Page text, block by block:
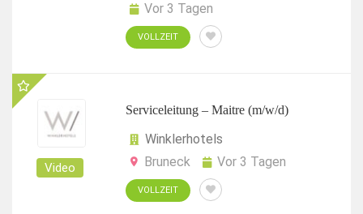
Vor 3 Tagen
VOLLZEIT
Video
Serviceleitung – Maitre (m/w/d)
Winklerhotels
Bruneck
Vor 3 Tagen
VOLLZEIT